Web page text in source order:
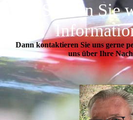
Suchen Sie
Dann kontaktieren Sie uns gerne
uns über Ihre